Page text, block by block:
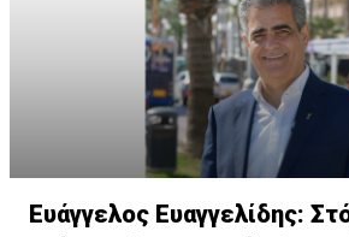
Ευάγγελος Ευαγγελίδης: